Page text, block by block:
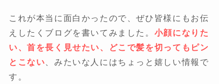
これが本当に面白かったので、ぜひ皆様にもお伝
えしたくブログを書いてみました。 小顔になりた
い、首を長く見せたい、どこで髪を切ってもピン
とこない、みたいな人にはちょっと嬉しい情報で
す。